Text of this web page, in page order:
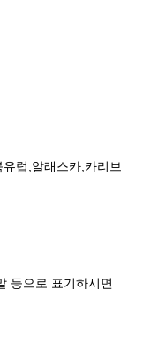
럽,알래스카,카리브
등으로 표기하시면